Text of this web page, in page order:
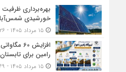
خورشیدی
۱۵ مرداد ۱۴۰۵ - ۱۸:۲۶
افزایش
رامین برای
۱۵ مرداد ۱۴۰۵ - ۱۵:۴۹